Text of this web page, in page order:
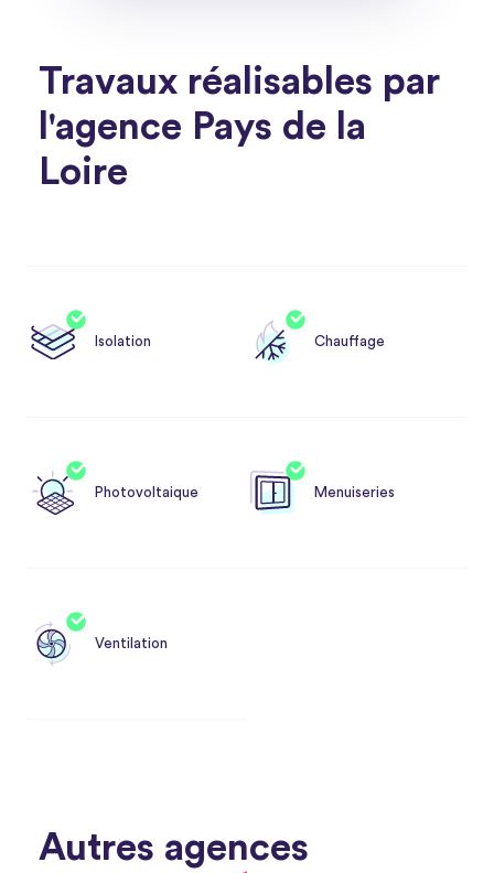
Travaux réalisables par
l'agence Pays de la
Loire
Isolation
Photovoltaique
Ventilation
Chauffage
Menuiseries
Autres agences